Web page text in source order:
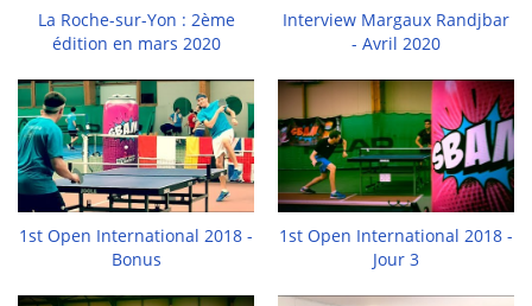
La Roche-sur-Yon : 2ème
édition en mars 2020
Interview Margaux Randjbar
- Avril 2020
1st Open International 2018 -
Bonus
1st Open International 2018 -
Jour 3